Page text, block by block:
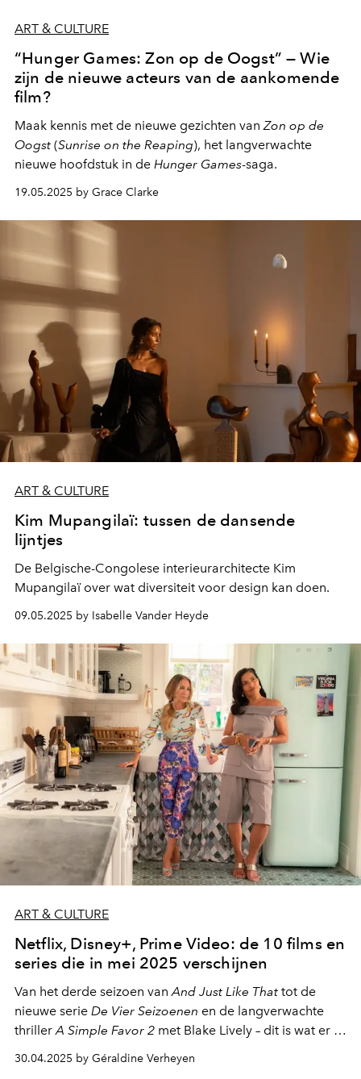
ART & CULTURE
“Hunger Games: Zon op de Oogst” — Wie
zijn de nieuwe acteurs van de aankomende
film?
Maak kennis met de nieuwe gezichten vanZon op de
Oogst (Sunrise on the Reaping), het langverwachte
nieuwe hoofdstuk in de Hunger Games-saga.
19.05.2025 by Grace Clarke
ART & CULTURE
Kim Mupangilaï: tussen de dansende
lijntjes
De Belgische-Congolese interieurarchitecte Kim
Mupangilaï over wat diversiteit voor design kan doen.
09.05.2025 by Isabelle Vander Heyde
ART & CULTURE
Netflix, Disney+, Prime Video: de 10 films en
series die in mei 2025 verschijnen
Van het derde seizoen vanAnd Just Like That tot de
nieuwe serie De Vier Seizoenen en de langverwachte
thrillerA Simple Favor 2 met Blake Lively – dit is wat er in
mei 2025 op de streamingplatforms verschijnt.
30.04.2025 by Géraldine Verheyen